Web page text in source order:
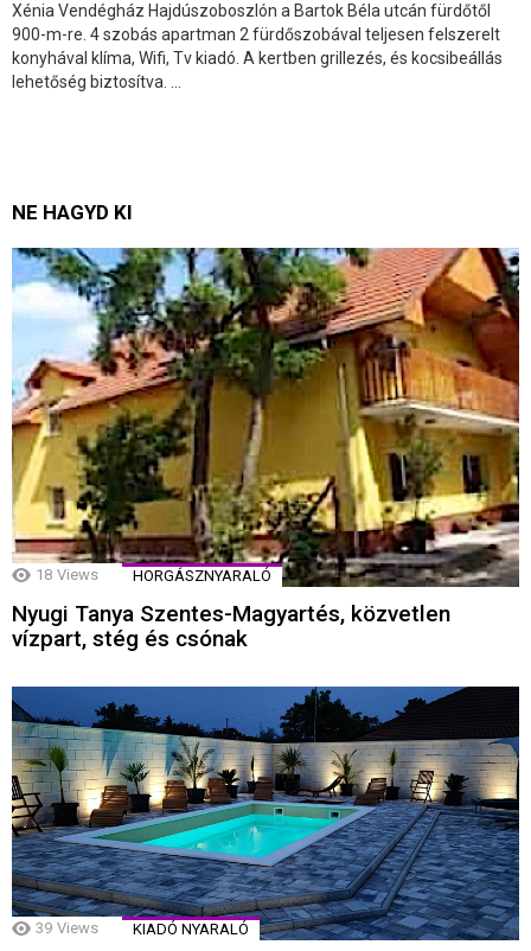
Xénia Vendégház Hajdúszoboszlón a Bartok Béla utcán fürdőtől
900-m-re. 4 szobás apartman 2 fürdőszobával teljesen felszerelt
konyhával klíma, Wifi, Tv kiadó. A kertben grillezés, és kocsibeállás
lehetőség biztosítva. ...
NE HAGYD KI
18 Views HORGÁSZNYARALÓ
Nyugi Tanya Szentes-Magyartés, közvetlen
vízpart, stég és csónak
39 Views KIADÓ NYARALÓ